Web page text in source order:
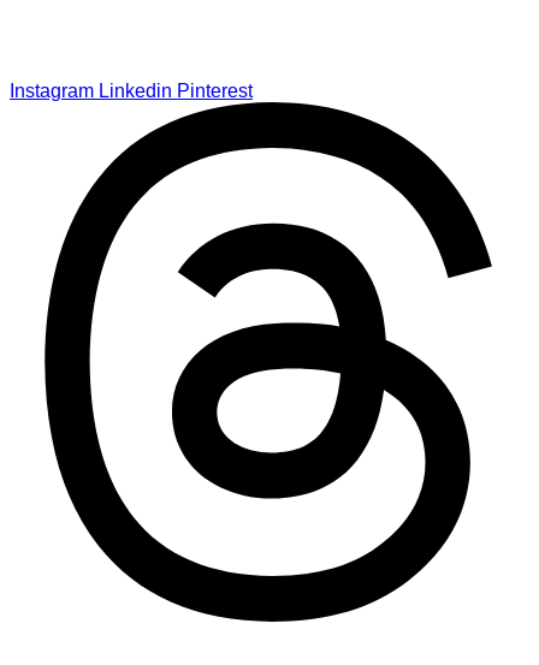
Instagram Linkedin Pinterest